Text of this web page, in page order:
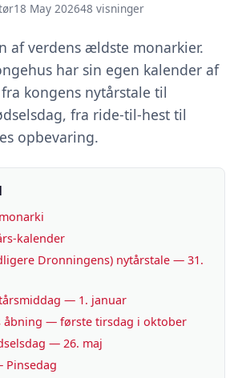
18 May 202648 visninger
af verdens ældste monarkier.
har sin egen kalender af
kongens nytårstale til
fra ride-til-hest til
opbevaring.
kalender
Dronningens) nytårstale — 31.
— 1. januar
åbning — første tirsdag i oktober
— 26. maj
Pinsedag